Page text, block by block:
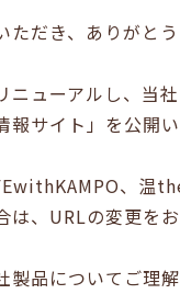
だき、ありがとう
ニューアルし、当
サイト」を公開い
、温
、URLの変更をお
品についてご理